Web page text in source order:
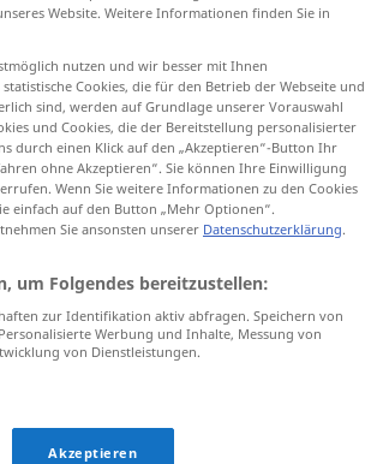
,erhebend,sympathisch
Website. Weitere Informationen finden Sie in
nutzen und wir besser mit Ihnen
Cookies, die für den Betrieb der Webseite und
sind, werden auf Grundlage unserer Vorauswahl
und Cookies, die der Bereitstellung personalisierter
durch einen Klick auf den „Akzeptieren“-Button Ihr
ohne Akzeptieren“. Sie können Ihre Einwilligung
Wenn Sie weitere Informationen zu den Cookies
einfach auf den Button „Mehr Optionen“.
Sie ansonsten unserer Datenschutzerklärung.
um Folgendes bereitzustellen:
zur Identifikation aktiv abfragen. Speichern von
Werbung und Inhalte, Messung von
von Dienstleistungen.
Akzeptieren